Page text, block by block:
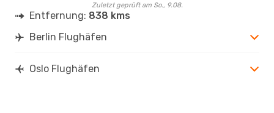
Zuletzt geprüft am So., 9.08.
Entfernung: 838 kms
Berlin Flughäfen
Oslo Flughäfen